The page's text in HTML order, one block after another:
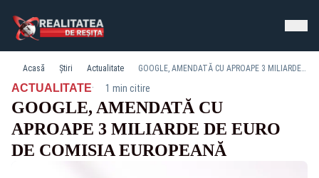
Acasă Știri Actualitate GOOGLE, AMENDATĂ CU APROAPE 3 MILIARDE DE EURO DE COMISIA EUROPEANĂ
ACTUALITATE· 1 min citire
GOOGLE, AMENDATĂ CU
APROAPE 3 MILIARDE DE EURO
DE COMISIA EUROPEANĂ